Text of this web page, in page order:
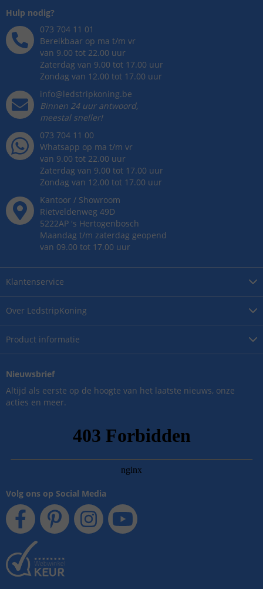
Over LedstripKoning
Product informatie
Klantenservice
Hulp nodig?
073 704 11 01
Bereikbaar op ma t/m vr
van 9.00 tot 22.00 uur
Zaterdag van 9.00 tot 17.00 uur
Zondag van 12.00 tot 17.00 uur
info@ledstripkoning.be
Binnen 24 uur antwoord,
meestal sneller!
073 704 11 00
Whatsapp op ma t/m vr
van 9.00 tot 22.00 uur
Zaterdag van 9.00 tot 17.00 uur
Zondag van 12.00 tot 17.00 uur
Kantoor / Showroom
Rietveldenweg 49D
5222AP 's Hertogenbosch
Maandag t/m zaterdag geopend
van 09.00 tot 17.00 uur
Nieuwsbrief
Altijd als eerste op de hoogte van het laatste nieuws, onze
acties en meer.
Volg ons op Social Media